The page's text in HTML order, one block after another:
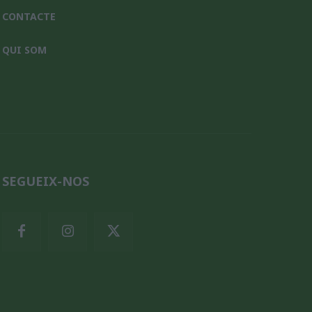
CONTACTE
QUI SOM
SEGUEIX-NOS